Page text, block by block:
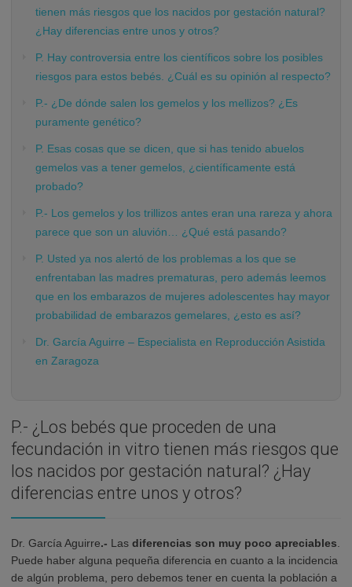
tienen más riesgos que los nacidos por gestación natural?
¿Hay diferencias entre unos y otros?
P. Hay controversia entre los científicos sobre los posibles
riesgos para estos bebés. ¿Cuál es su opinión al respecto?
P.- ¿De dónde salen los gemelos y los mellizos? ¿Es
puramente genético?
P. Esas cosas que se dicen, que si has tenido abuelos
gemelos vas a tener gemelos, ¿científicamente está
probado?
P.- Los gemelos y los trillizos antes eran una rareza y ahora
parece que son un aluvión… ¿Qué está pasando?
P. Usted ya nos alertó de los problemas a los que se
enfrentaban las madres prematuras, pero además leemos
que en los embarazos de mujeres adolescentes hay mayor
probabilidad de embarazos gemelares, ¿esto es así?
Dr. García Aguirre – Especialista en Reproducción Asistida
en Zaragoza
P.- ¿Los bebés que proceden de una
fecundación in vitro tienen más riesgos que
los nacidos por gestación natural? ¿Hay
diferencias entre unos y otros?
Dr. García Aguirre.- Las diferencias son muy poco apreciables
Puede haber alguna pequeña diferencia en cuanto a la incidencia
de algún problema, pero debemos tener en cuenta la población a